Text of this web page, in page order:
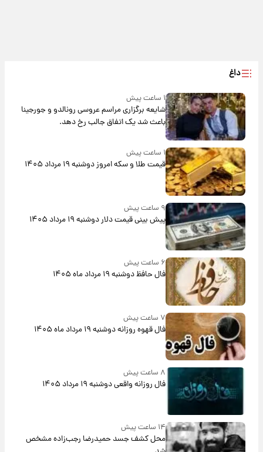
داغ
۱ ساعت پیش
شایعه برگزاری مراسم عروسی رونالدو و جورجینا
باعث شد یک اتفاق جالب رخ دهد.
۱ ساعت پیش
قیمت طلا و سکه امروز دوشنبه ۱۹ مرداد ۱۴۰۵
۹ ساعت پیش
پیش‌ بینی قیمت دلار دوشنبه ۱۹ مرداد ۱۴۰۵
۶ ساعت پیش
فال حافظ دوشنبه ۱۹ مرداد ماه ۱۴۰۵
۷ ساعت پیش
فال قهوه روزانه دوشنبه ۱۹ مرداد ماه ۱۴۰۵
فال روزانه واقعی دوشنبه ۱۹ مرداد ۱۴۰۵
۱۴ ساعت پیش
محل کشف جسد حمیدرضا رجب‌زاده مشخص